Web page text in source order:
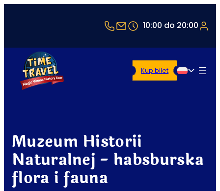
+43 1 5321514
office@timetravel-
10:00 do 20:00
Polski
Kup bilet
Muzeum Historii
Naturalnej - habsburska
flora i fauna